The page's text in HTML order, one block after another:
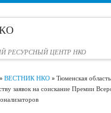
РЕСУРСНЫЙ ЦЕНТР НКО
»ВЕСТНИК НКО»Тюменская
заявок на соискание Премии